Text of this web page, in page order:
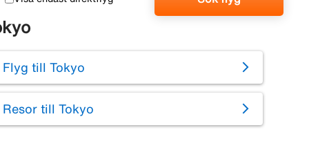
Flyg till Tokyo
Resor till Tokyo